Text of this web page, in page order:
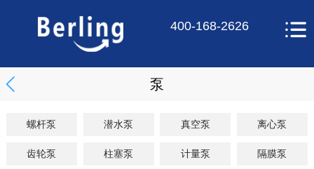
400-168-2626
泵
螺杆泵 潜水泵 真空泵 离心泵
齿轮泵 柱塞泵 计量泵 隔膜泵